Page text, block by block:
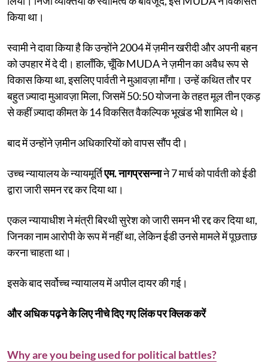
किया था।
स्वामी ने दावा किया है कि उन्होंने 2004 में ज़मीन खरीदी और अपनी बहन
को उपहार में दे दी। हालाँकि, चूँकि MUDA ने ज़मीन का अवैध रूप से
विकास किया था, इसलिए पार्वती ने मुआवज़ा माँगा। उन्हें कथित तौर पर
बहुत ज़्यादा मुआवज़ा मिला, जिसमें 50:50 योजना के तहत मूल तीन एकड़
से कहीं ज़्यादा कीमत के 14 विकसित वैकल्पिक भूखंड भी शामिल थे।
बाद में उन्होंने ज़मीन अधिकारियों को वापस सौंप दी।
उच्च न्यायालय के न्यायमूर्तिएम. नागप्रसन्नाने 7 मार्च को पार्वती को ईडी
द्वारा जारी समन रद्द कर दिया था।
एकल न्यायाधीश ने मंत्री बिरथी सुरेश को जारी समन भी रद्द कर दिया था,
जिनका नाम आरोपी के रूप में नहीं था, लेकिन ईडी उनसे मामले में पूछताछ
करना चाहता था।
इसके बाद सर्वोच्च न्यायालय में अपील दायर की गई।
और अधिक पढ़ने के लिए नीचे दिए गए लिंक पर क्लिक करें
Why are you being used for political battles?